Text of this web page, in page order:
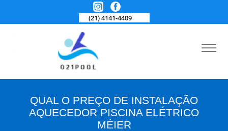
(21) 4141-4409
QUAL O PREÇO DE INSTALAÇÃO
AQUECEDOR PISCINA ELÉTRICO
MÉIER